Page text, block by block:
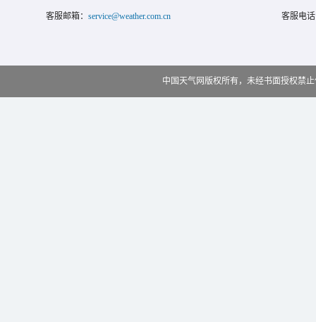
客服邮箱： service@weather.com.cn 客服电
中国天气网版权所有，未经书面授权